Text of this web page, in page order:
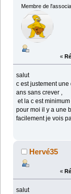
Membre de
«
salut
c est justement
ans sans crever ,
et la c est minimum
pour moi il y a une
facilement je vois
Hervé35
«
salut